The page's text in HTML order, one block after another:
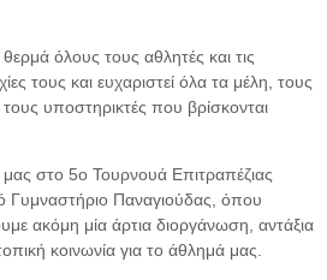
όλους τους αθλητές και τις
τους και ευχαριστεί όλα τα μέλη, τους
τους υποστηρικτές που βρίσκονται
στο 5ο Τουρνουά Επιτραπέζιας
Γυμναστήριο Παναγιούδας, όπου
ακόμη μία άρτια διοργάνωση, αντάξια
κοινωνία για το άθλημά μας.